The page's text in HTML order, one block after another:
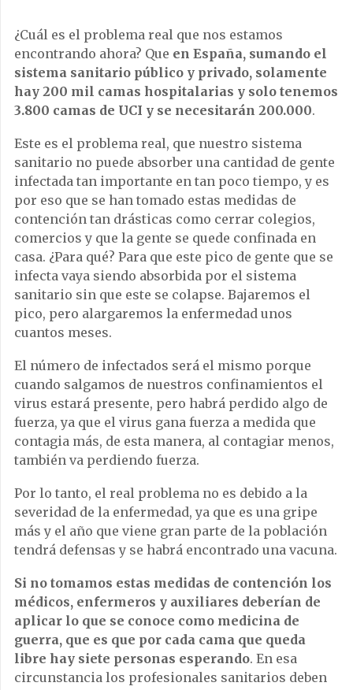
¿Cuál es el problema real que nos estamos
encontrando ahora? Que en España, sumando el
sistema sanitario público y privado, solamente
hay 200 mil camas hospitalarias y solo tenemos
3.800 camas de UCI y se necesitarán 200.000.
Este es el problema real, que nuestro sistema
sanitario no puede absorber una cantidad de gente
infectada tan importante en tan poco tiempo, y es
por eso que se han tomado estas medidas de
contención tan drásticas como cerrar colegios,
comercios y que la gente se quede confinada en
casa. ¿Para qué? Para que este pico de gente que se
infecta vaya siendo absorbida por el sistema
sanitario sin que este se colapse. Bajaremos el
pico, pero alargaremos la enfermedad unos
cuantos meses.
El número de infectados será el mismo porque
cuando salgamos de nuestros confinamientos el
virus estará presente, pero habrá perdido algo de
fuerza, ya que el virus gana fuerza a medida que
contagia más, de esta manera, al contagiar menos,
también va perdiendo fuerza.
Por lo tanto, el real problema no es debido a la
severidad de la enfermedad, ya que es una gripe
más y el año que viene gran parte de la población
tendrá defensas y se habrá encontrado una vacuna.
Si no tomamos estas medidas de contención los
médicos, enfermeros y auxiliares deberían de
aplicar lo que se conoce como medicina de
guerra, que es que por cada cama que queda
libre hay siete personas esperando. En esa
circunstancia los profesionales sanitarios deben